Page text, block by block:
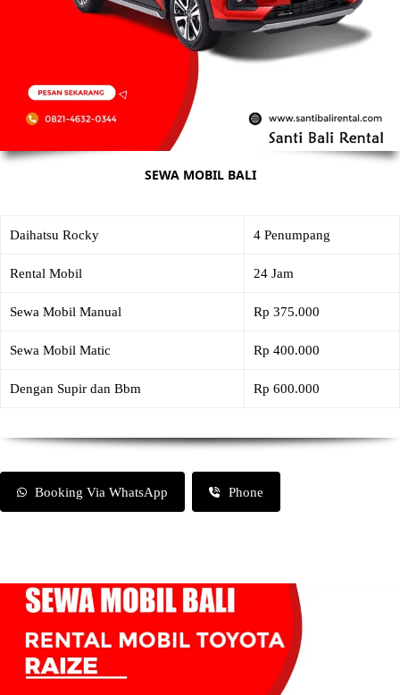
SEWA MOBIL BALI
Daihatsu Rocky 4 Penumpang
Rental Mobil 24 Jam
Sewa Mobil Manual Rp 375.000
Sewa Mobil Matic Rp 400.000
Dengan Supir dan Bbm Rp 600.000
Booking Via WhatsApp Phone